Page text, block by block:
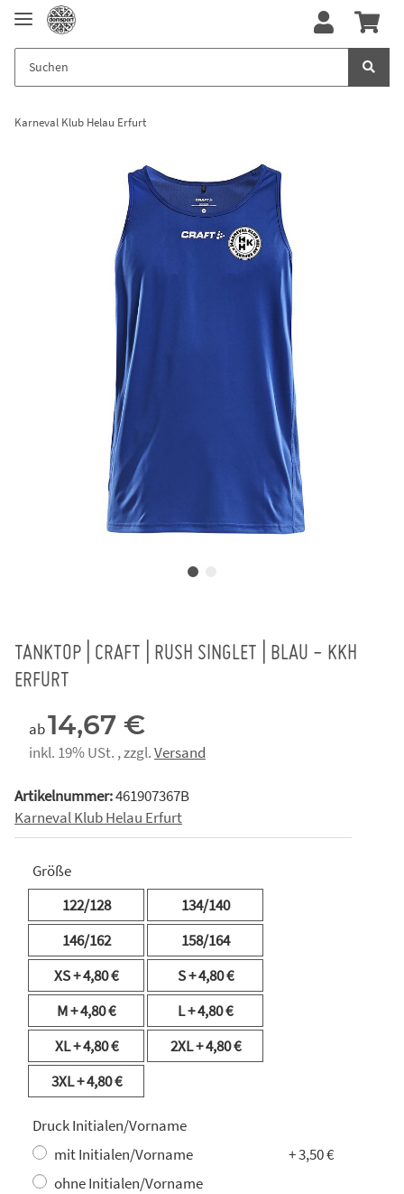
Karneval Klub Helau Erfurt
TANKTOP | CRAFT | RUSH SINGLET | BLAU - KKH
ERFURT
ab14,67 €
inkl. 19% USt. , zzgl.Versand
Artikelnummer:461907367B
Karneval Klub Helau Erfurt
Größe
122/128
134/140
146/162
158/164
XS+ 4,80 € S+ 4,80 €
M+ 4,80 € L+ 4,80 €
XL+ 4,80 € 2XL+ 4,80 €
3XL+ 4,80 €
Druck Initialen/Vorname
mit Initialen/Vorname
+ 3,50 €
ohne Initialen/Vorname